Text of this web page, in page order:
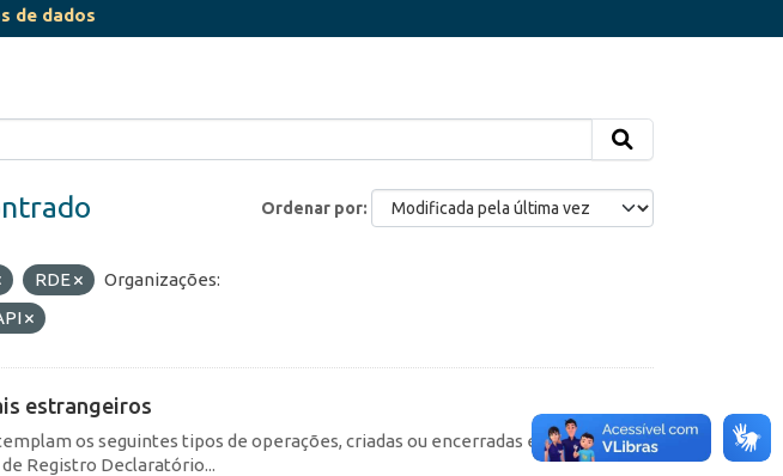
de dados
Ordenar por
RDE
Organizações:
estrangeiros
os seguintes tipos de operações, criadas ou encerradas em cada
Registro Declaratório...